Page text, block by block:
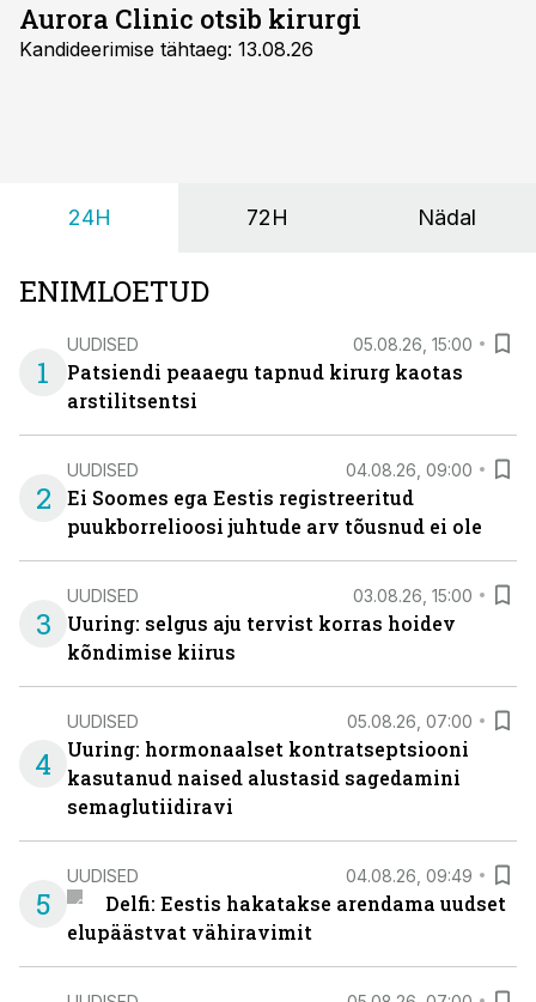
Aurora Clinic otsib kirurgi
Kandideerimise tähtaeg: 13.08.26
24H 72H Nädal
ENIMLOETUD
1
UUDISED 05.08.26, 15:00
Patsiendi peaaegu tapnud kirurg kaotas
arstilitsentsi
2
UUDISED 04.08.26, 09:00
Ei Soomes ega Eestis registreeritud
puukborrelioosi juhtude arv tõusnud ei ole
3
UUDISED 03.08.26, 15:00
Uuring: selgus aju tervist korras hoidev
kõndimise kiirus
4
UUDISED 05.08.26, 07:00
Uuring: hormonaalset kontratseptsiooni
kasutanud naised alustasid sagedamini
semaglutiidiravi
5
UUDISED 04.08.26, 09:49
Delfi: Eestis hakatakse arendama uudset
elupäästvat vähiravimit